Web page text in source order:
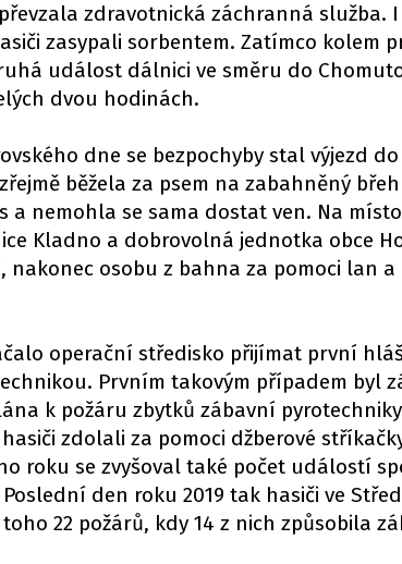
zdravotnická záchranná služba.
zasypali sorbentem. Zatímco kolem
událost dálnici ve směru do
dvou hodinách.
dne se bezpochyby stal výjezd do
běžela za psem na zabahněný
a nemohla se sama dostat ven. Na
Kladno a dobrovolná jednotka obce
nakonec osobu z bahna za pomoci lan
operační středisko přijímat první
Prvním takovým případem byl
k požáru zbytků zábavní
zdolali za pomoci džberové
roku se zvyšoval také počet událostí
den roku 2019 tak hasiči ve
22 požárů, kdy 14 z nich způsobila